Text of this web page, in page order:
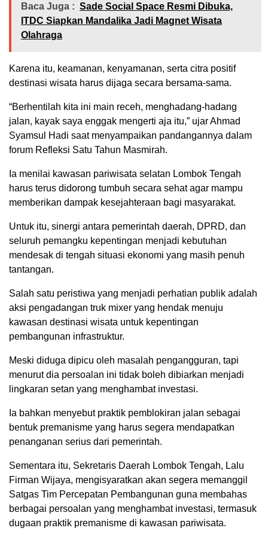
Baca Juga : Sade Social Space Resmi Dibuka,
ITDC Siapkan Mandalika Jadi Magnet Wisata
Olahraga
Karena itu, keamanan, kenyamanan, serta citra positif
destinasi wisata harus dijaga secara bersama-sama.
“Berhentilah kita ini main receh, menghadang-hadang
jalan, kayak saya enggak mengerti aja itu,” ujar Ahmad
Syamsul Hadi saat menyampaikan pandangannya dalam
forum Refleksi Satu Tahun Masmirah.
Ia menilai kawasan pariwisata selatan Lombok Tengah
harus terus didorong tumbuh secara sehat agar mampu
memberikan dampak kesejahteraan bagi masyarakat.
Untuk itu, sinergi antara pemerintah daerah, DPRD, dan
seluruh pemangku kepentingan menjadi kebutuhan
mendesak di tengah situasi ekonomi yang masih penuh
tantangan.
Salah satu peristiwa yang menjadi perhatian publik adalah
aksi pengadangan truk mixer yang hendak menuju
kawasan destinasi wisata untuk kepentingan
pembangunan infrastruktur.
Meski diduga dipicu oleh masalah pengangguran, tapi
menurut dia persoalan ini tidak boleh dibiarkan menjadi
lingkaran setan yang menghambat investasi.
Ia bahkan menyebut praktik pemblokiran jalan sebagai
bentuk premanisme yang harus segera mendapatkan
penanganan serius dari pemerintah.
Sementara itu, Sekretaris Daerah Lombok Tengah, Lalu
Firman Wijaya, mengisyaratkan akan segera memanggil
Satgas Tim Percepatan Pembangunan guna membahas
berbagai persoalan yang menghambat investasi, termasuk
dugaan praktik premanisme di kawasan pariwisata.